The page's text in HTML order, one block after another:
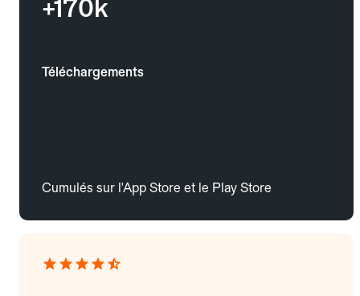
+170k
Téléchargements
Cumulés sur l'App Store et le Play Store